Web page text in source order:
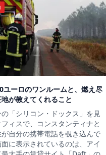
ユーロのワンルームと、燃え尽
が教えてくれること
の「シリコン・ドックス」を見
ィスで、コンスタンティナと
自分の携帯電話を覗き込んで
に表示されているのは、アイ